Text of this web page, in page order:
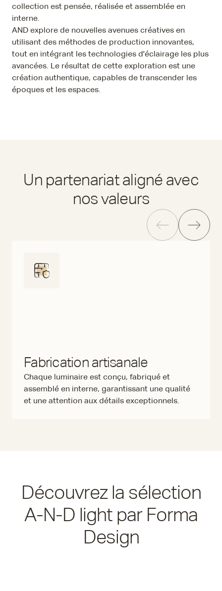
collection est pensée, réalisée et assemblée en
interne.
AND explore de nouvelles avenues créatives en
utilisant des méthodes de production innovantes,
tout en intégrant les technologies d'éclairage les plus
avancées. Le résultat de cette exploration est une
création authentique, capables de transcender les
époques et les espaces.
Un partenariat aligné avec
nos valeurs
Fabrication artisanale
Chaque luminaire est conçu, fabriqué et
assemblé en interne, garantissant une qualité
et une attention aux détails exceptionnels.
Découvrez la sélection
A-N-D light par Forma
Design